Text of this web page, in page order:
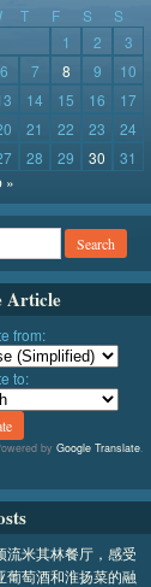
T F S
S
1
2
3
6 7 8 9
10
14 15 16
17
21 22 23
24
28 29 30
31
»
Article
from:
to:
by Google Translate.
流米其林餐厅，感受
葡萄酒和淮扬菜的融